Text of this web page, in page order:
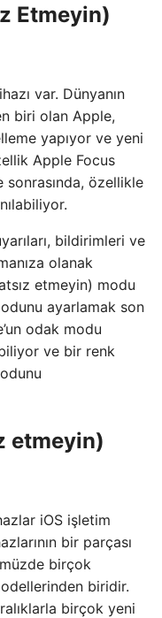
Etmeyin)
var. Dünyanın
biri olan Apple,
yapıyor ve yeni
Apple Focus
sonrasında, özellikle
bildirimleri ve
olanak
etmeyin) modu
ayarlamak son
odak modu
ve bir renk
etmeyin)
iOS işletim
bir parçası
birçok
biridir.
birçok yeni